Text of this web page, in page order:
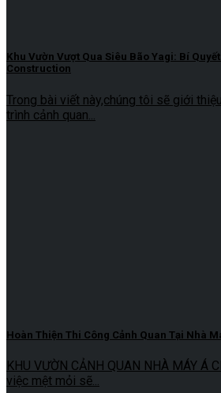
Khu Vườn Vượt Qua Siêu Bão Yagi: Bí
Construction
Trong bài viết này,chúng tôi sẽ giới
trình cảnh quan...
Hoàn Thiện Thi Công Cảnh Quan Tại Nhà
KHU VƯỜN CẢNH QUAN NHÀ MÁY Á
việc mệt mỏi sẽ...